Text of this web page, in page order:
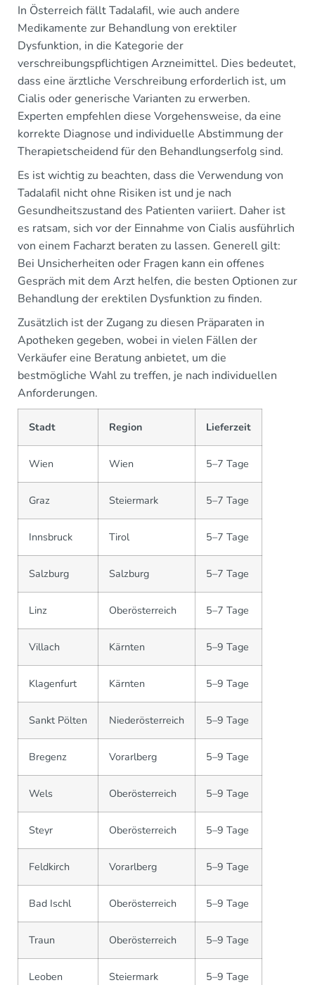
In Österreich fällt Tadalafil, wie auch andere
Medikamente zur Behandlung von erektiler
Dysfunktion, in die Kategorie der
verschreibungspflichtigen Arzneimittel. Dies bedeutet,
dass eine ärztliche Verschreibung erforderlich ist, um
Cialis oder generische Varianten zu erwerben.
Experten empfehlen diese Vorgehensweise, da eine
korrekte Diagnose und individuelle Abstimmung der
Therapietscheidend für den Behandlungserfolg sind.
Es ist wichtig zu beachten, dass die Verwendung von
Tadalafil nicht ohne Risiken ist und je nach
Gesundheitszustand des Patienten variiert. Daher ist
es ratsam, sich vor der Einnahme von Cialis ausführlich
von einem Facharzt beraten zu lassen. Generell gilt:
Bei Unsicherheiten oder Fragen kann ein offenes
Gespräch mit dem Arzt helfen, die besten Optionen zur
Behandlung der erektilen Dysfunktion zu finden.
Zusätzlich ist der Zugang zu diesen Präparaten in
Apotheken gegeben, wobei in vielen Fällen der
Verkäufer eine Beratung anbietet, um die
bestmögliche Wahl zu treffen, je nach individuellen
Anforderungen.
Stadt Region Lieferzeit
Wien Wien 5–7 Tage
Graz Steiermark 5–7 Tage
Innsbruck Tirol 5–7 Tage
Salzburg Salzburg 5–7 Tage
Linz Oberösterreich 5–7 Tage
Villach Kärnten 5–9 Tage
Klagenfurt Kärnten 5–9 Tage
Sankt Pölten Niederösterreich 5–9 Tage
Bregenz Vorarlberg 5–9 Tage
Wels Oberösterreich 5–9 Tage
Steyr Oberösterreich 5–9 Tage
Feldkirch Vorarlberg 5–9 Tage
Bad Ischl Oberösterreich 5–9 Tage
Traun Oberösterreich 5–9 Tage
Leoben Steiermark 5–9 Tage